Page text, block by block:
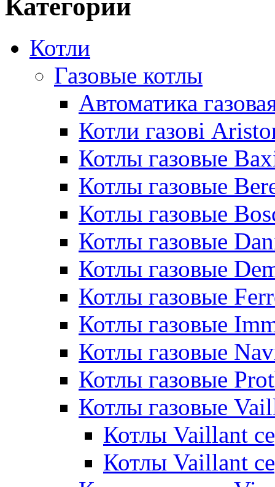
Категории
Котли
Газовые котлы
Автоматика
Котли газові
Котлы газовые
Котлы газовые
Котлы газовые
Котлы газовые
Котлы газовые
Котлы газовые
Котлы газовые
Котлы газовые
Котлы газовые
Котлы газовые
Котлы Vaillant
Котлы Vaillant